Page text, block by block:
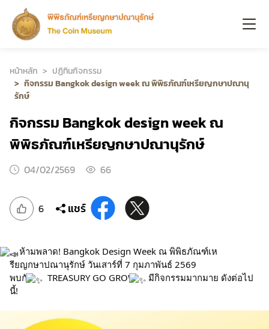
หน้าหลัก
ปฏิทินกิจกรรม
กิจกรรม Bangkok design week ณ พิพิธภัณฑ์เหรียญกษาปณานุ
รักษ์
กิจกรรม Bangkok design week ณ
พิพิธภัณฑ์เหรียญกษาปณานุรักษ์
04/02/2569 66
6 แชร์
ห้ามพลาด! Bangkok Design Week ณ พิพิธภัณฑ์เห
รียญกษาปณานุรักษ์ วันเสาร์ที่ 7 กุมภาพันธ์ 2569
พบกับ
TREASURY GO GROW
มีกิจกรรมมากมาย ดังต่อไป
นี้!